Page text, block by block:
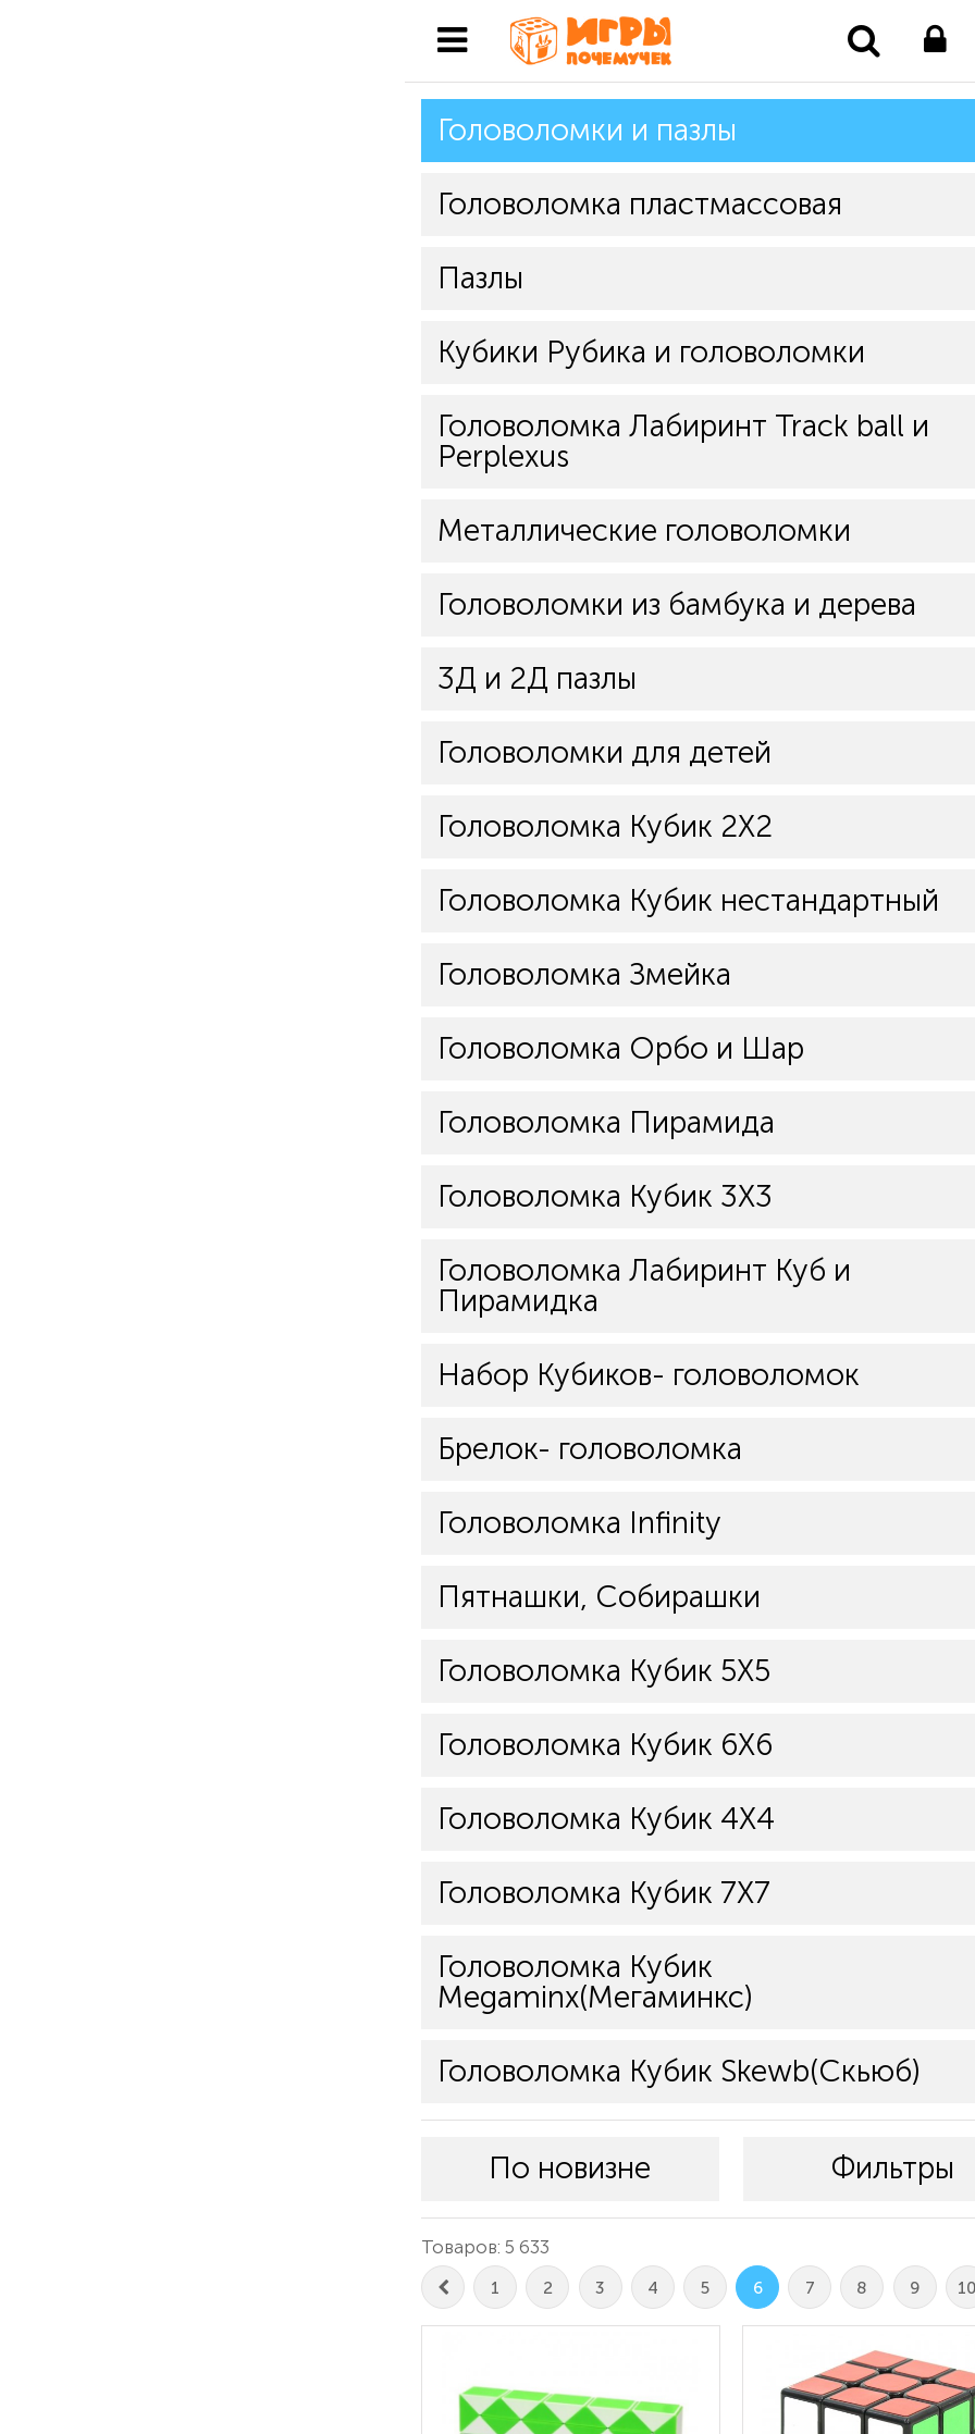
Головоломки и пазлы
Головоломка пластмассовая
Пазлы
Кубики Рубика и головоломки
Головоломка Лабиринт Track ball и
Perplexus
Металлические головоломки
Головоломки из бамбука и дерева
3Д и 2Д пазлы
Головоломки для детей
Головоломка Кубик 2Х2
Головоломка Кубик нестандартный
Головоломка Змейка
Головоломка Орбо и Шар
Головоломка Пирамида
Головоломка Кубик 3Х3
Головоломка Лабиринт Куб и
Пирамидка
Набор Кубиков- головоломок
Брелок- головоломка
Головоломка Infinity
Пятнашки, Собирашки
Головоломка Кубик 5Х5
Головоломка Кубик 6Х6
Головоломка Кубик 4Х4
Головоломка Кубик 7Х7
Головоломка Кубик
Megaminx(Мегаминкс)
Головоломка Кубик Skewb(Скьюб)
По новизне Фильтры
Товаров: 5 633
1 2 3 4 5 6 7 8 9